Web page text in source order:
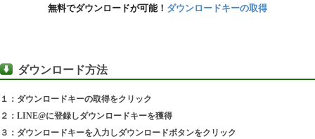
無料でダウンロードが可能！ ダウンロードキーの取得
ダウンロード方法
１：ダウンロードキーの取得をクリック
２：LINE@に登録しダウンロードキーを獲得
３：ダウンロードキーを入力しダウンロードボタンをクリック